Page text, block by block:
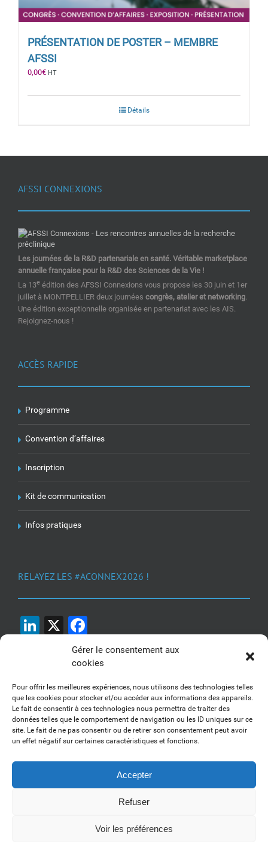
Gérer le consentement aux
cookies
Pour offrir les meilleures expériences, nous utilisons des technologies telles
que les cookies pour stocker et/ou accéder aux informations des appareils.
Le fait de consentir à ces technologies nous permettra de traiter des
données telles que le comportement de navigation ou les ID uniques sur ce
site. Le fait de ne pas consentir ou de retirer son consentement peut avoir
un effet négatif sur certaines caractéristiques et fonctions.
Accepter
Refuser
Voir les préférences
PRÉSENTATION DE POSTER – MEMBRE
AFSSI
0,00€ HT
Détails
AFSSI CONNEXIONS
Les journées de la R&D partenariale en santé. Véritable marketplace
annuelle française pour la R&D des Sciences de la Vie !
La 13e édition des AFSSI Connexions vous propose les 30 juin et 1er
juillet à MONTPELLIER deux journées congrès, atelier et networking.
Une édition exceptionnelle organisée en partenariat avec les AIS.
Rejoignez-nous !
ACCÈS RAPIDE
Programme
Convention d’affaires
Inscription
Kit de communication
Infos pratiques
RELAYEZ LES #ACONNEX2026 !
LinkedIn
X
1, 2, 3... Buzzez !
Découvrez nos kits communication